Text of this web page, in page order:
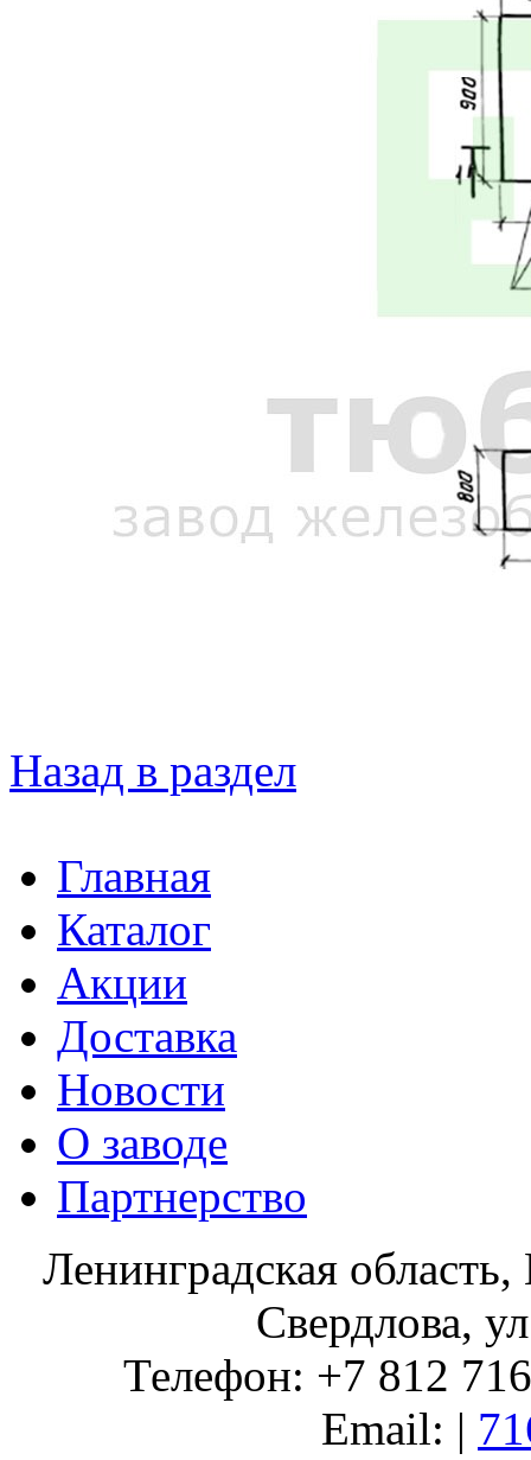
Назад в раздел
Главная
Каталог
Акции
Доставка
Новости
О заводе
Партнерство
Ленинградская
Свердлова,
Телефон: +7 812
Email: |